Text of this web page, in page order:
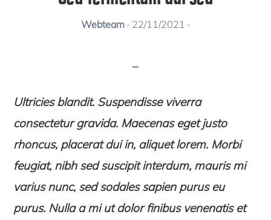
Webteam · 22/11/2021 ·
Ultricies blandit. Suspendisse viverra
consectetur gravida. Maecenas eget justo
rhoncus, placerat dui in, aliquet lorem. Morbi
feugiat, nibh sed suscipit interdum, mauris mi
varius nunc, sed sodales sapien purus eu
purus. Nulla a mi ut dolor finibus venenatis et